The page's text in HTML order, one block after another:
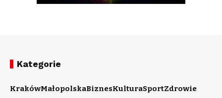
Kategorie
KrakówMałopolskaBiznesKulturaSportZdrowie